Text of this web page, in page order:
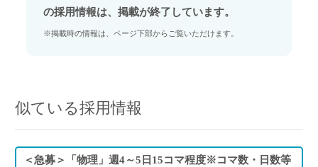
の採用情報は、掲載が終了しています。
※掲載時の情報は、ページ下部からご覧いただけます。
似ている採用情報
＜急募＞「物理」週4～5日15コマ程度※コマ数・日数等